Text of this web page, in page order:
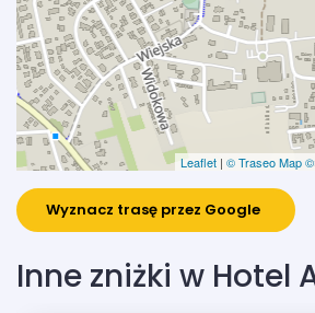
Leaflet | © Traseo Map©
Wyznacz trasę przez Google
Inne zniżki w Hotel